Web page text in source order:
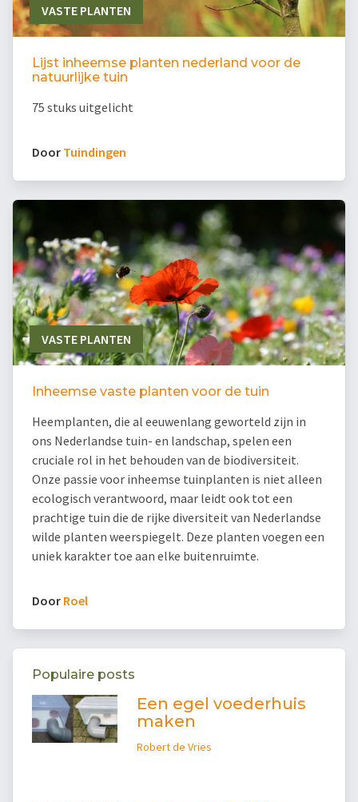
VASTE PLANTEN
Lijst inheemse planten nederland voor de
natuurlijke tuin
75 stuks uitgelicht
Door Tuindingen
VASTE PLANTEN
Inheemse vaste planten voor de tuin
Heemplanten, die al eeuwenlang geworteld zijn in
ons Nederlandse tuin- en landschap, spelen een
cruciale rol in het behouden van de biodiversiteit.
Onze passie voor inheemse tuinplanten is niet alleen
ecologisch verantwoord, maar leidt ook tot een
prachtige tuin die de rijke diversiteit van Nederlandse
wilde planten weerspiegelt. Deze planten voegen een
uniek karakter toe aan elke buitenruimte.
Door Roel
Populaire posts
Een egel voederhuis
maken
Robert de Vries